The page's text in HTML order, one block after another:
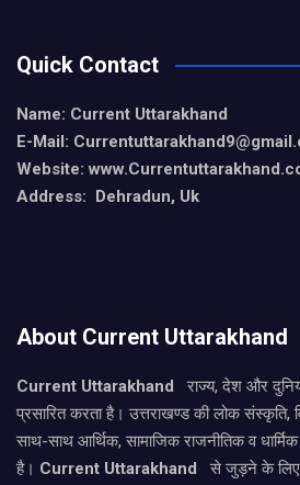
Quick Contact
Name: Current Uttarakhand
E-Mail: Currentuttarakhand9
Website:
Address: Dehradun, Uk
About Current Uttarakhand
Current Uttarakhand
राज्य, देश और
प्रसारित करता है। उत्तराखण्ड की लोक संस्कृति,
साथ-साथ आर्थिक, सामाजिक राजनीतिक व
है। Current Uttarakhand
से जुड़ने के लिए